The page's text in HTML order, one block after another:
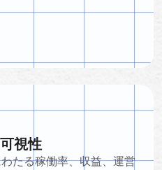
視性
たる稼働率、収益、運営